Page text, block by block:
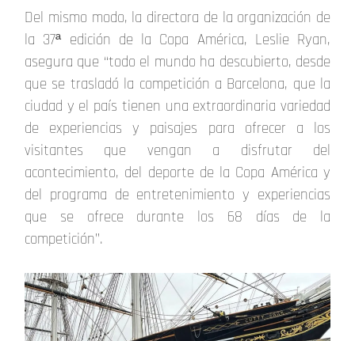
Del mismo modo, la directora de la organización de
la 37ª edición de la Copa América, Leslie Ryan,
asegura que “todo el mundo ha descubierto, desde
que se trasladó la competición a Barcelona, que la
ciudad y el país tienen una extraordinaria variedad
de experiencias y paisajes para ofrecer a los
visitantes que vengan a disfrutar del
acontecimiento, del deporte de la Copa América y
del programa de entretenimiento y experiencias
que se ofrece durante los 68 días de la
competición”.